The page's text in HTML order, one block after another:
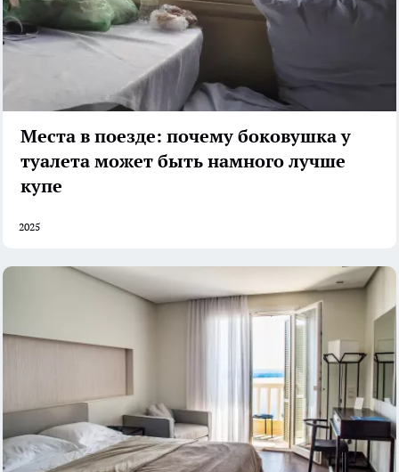
Места в поезде: почему боковушка у
туалета может быть намного лучше
купе
2025